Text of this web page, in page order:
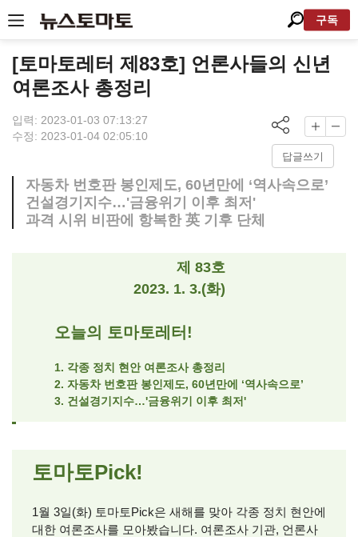
구독
[토마토레터 제83호] 언론사들의 신년
여론조사 총정리
입력: 2023-01-03 07:13:27
수정: 2023-01-04 02:05:10
답글쓰기
자동차 번호판 봉인제도, 60년만에 ‘역사속으로’
건설경기지수…'금융위기 이후 최저'
과격 시위 비판에 항복한 英 기후 단체
제 83호
2023. 1. 3.(화)
오늘의 토마토레터!
1. 각종 정치 현안 여론조사 총정리
2. 자동차 번호판 봉인제도, 60년만에 ‘역사속으로’
3. 건설경기지수…'금융위기 이후 최저'
토마토Pick!
1월 3일(화) 토마토Pick은 새해를 맞아 각종 정치 현안에
대한 여론조사를 모아봤습니다. 여론조사 기관, 언론사